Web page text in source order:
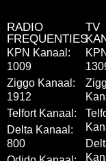
RADIO
FREQUENTIES
KPN Kanaal:
1009
Ziggo Kanaal:
1912
Telfort Kanaal:
Delta Kanaal:
800
TV